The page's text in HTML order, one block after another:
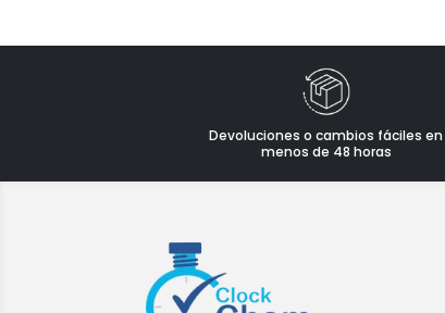
Devoluciones o cambios fáciles en
menos de 48 horas